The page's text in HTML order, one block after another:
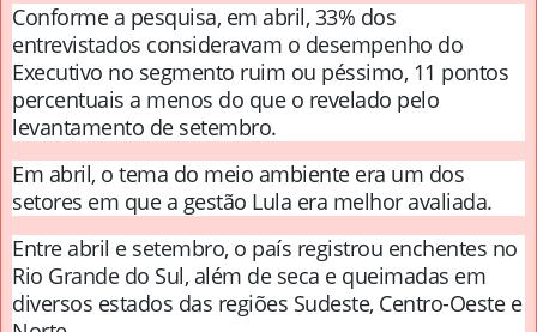
Conforme a pesquisa, em abril, 33% dos
entrevistados consideravam o desempenho do
Executivo no segmento ruim ou péssimo, 11 pontos
percentuais a menos do que o revelado pelo
levantamento de setembro.
Em abril, o tema do meio ambiente era um dos
setores em que a gestão Lula era melhor avaliada.
Entre abril e setembro, o país registrou enchentes no
Rio Grande do Sul, além de seca e queimadas em
diversos estados das regiões Sudeste, Centro-Oeste e